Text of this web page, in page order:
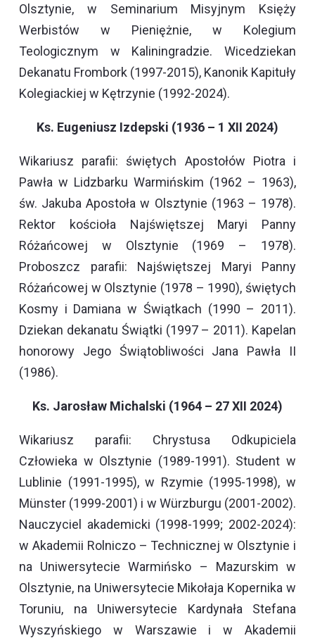
Olsztynie, w Seminarium Misyjnym Księży
Werbistów w Pieniężnie, w Kolegium
Teologicznym w Kaliningradzie. Wicedziekan
Dekanatu Frombork (1997-2015), Kanonik Kapituły
Kolegiackiej w Kętrzynie (1992-2024).
Ks. Eugeniusz Izdepski (1936 – 1 XII 2024)
Wikariusz parafii: świętych Apostołów Piotra i
Pawła w Lidzbarku Warmińskim (1962 – 1963),
św. Jakuba Apostoła w Olsztynie (1963 – 1978).
Rektor kościoła Najświętszej Maryi Panny
Różańcowej w Olsztynie (1969 – 1978).
Proboszcz parafii: Najświętszej Maryi Panny
Różańcowej w Olsztynie (1978 – 1990), świętych
Kosmy i Damiana w Świątkach (1990 – 2011).
Dziekan dekanatu Świątki (1997 – 2011). Kapelan
honorowy Jego Świątobliwości Jana Pawła II
(1986).
Ks. Jarosław Michalski (1964 – 27 XII 2024)
Wikariusz parafii: Chrystusa Odkupiciela
Człowieka w Olsztynie (1989-1991). Student w
Lublinie (1991-1995), w Rzymie (1995-1998), w
Münster (1999-2001) i w Würzburgu (2001-2002).
Nauczyciel akademicki (1998-1999; 2002-2024):
w Akademii Rolniczo – Technicznej w Olsztynie i
na Uniwersytecie Warmińsko – Mazurskim w
Olsztynie, na Uniwersytecie Mikołaja Kopernika w
Toruniu, na Uniwersytecie Kardynała Stefana
Wyszyńskiego w Warszawie i w Akademii